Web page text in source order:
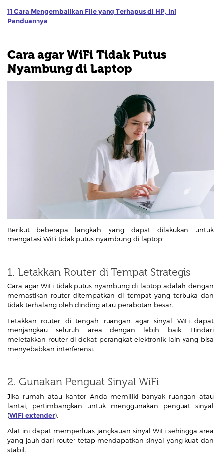
11 Cara Mengembalikan File yang Terhapus di HP, Ini
Panduannya
Cara agar WiFi Tidak Putus
Nyambung di Laptop
Berikut beberapa langkah yang dapat dilakukan untuk
mengatasi WiFi tidak putus nyambung di laptop:
1. Letakkan Router di Tempat Strategis
Cara agar WiFi tidak putus nyambung di laptop adalah dengan
memastikan router ditempatkan di tempat yang terbuka dan
tidak terhalang oleh dinding atau perabotan besar.
Letakkan router di tengah ruangan agar sinyal WiFi dapat
menjangkau seluruh area dengan lebih baik. Hindari
meletakkan router di dekat perangkat elektronik lain yang bisa
menyebabkan interferensi.
2. Gunakan Penguat Sinyal WiFi
Jika rumah atau kantor Anda memiliki banyak ruangan atau
lantai, pertimbangkan untuk menggunakan penguat sinyal
(WiFi extender).
Alat ini dapat memperluas jangkauan sinyal WiFi sehingga area
yang jauh dari router tetap mendapatkan sinyal yang kuat dan
stabil.